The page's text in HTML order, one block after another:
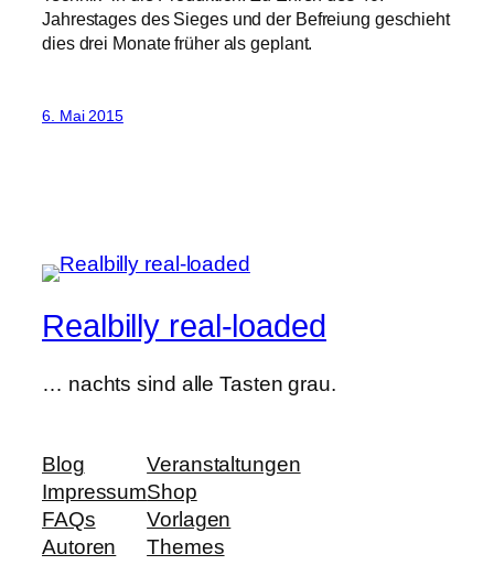
Jahrestages des Sieges und der Befreiung geschieht
dies drei Monate früher als geplant.
6. Mai 2015
Realbilly real-loaded
… nachts sind alle Tasten grau.
Blog
Impressum
FAQs
Autoren
Veranstaltungen
Shop
Vorlagen
Themes